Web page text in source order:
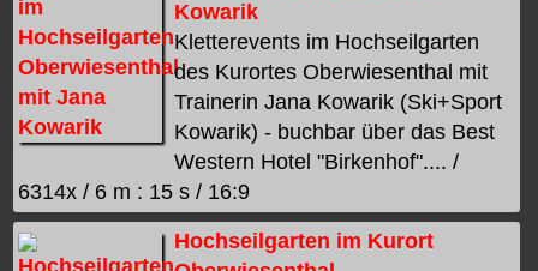
Kowarik
Kletterevents im Hochseilgarten
des Kurortes Oberwiesenthal mit
Trainerin Jana Kowarik (Ski+Sport
Kowarik) - buchbar über das Best
Western Hotel "Birkenhof".... /
6314x / 6 m : 15 s / 16:9
Hochseilgarten im Kurort